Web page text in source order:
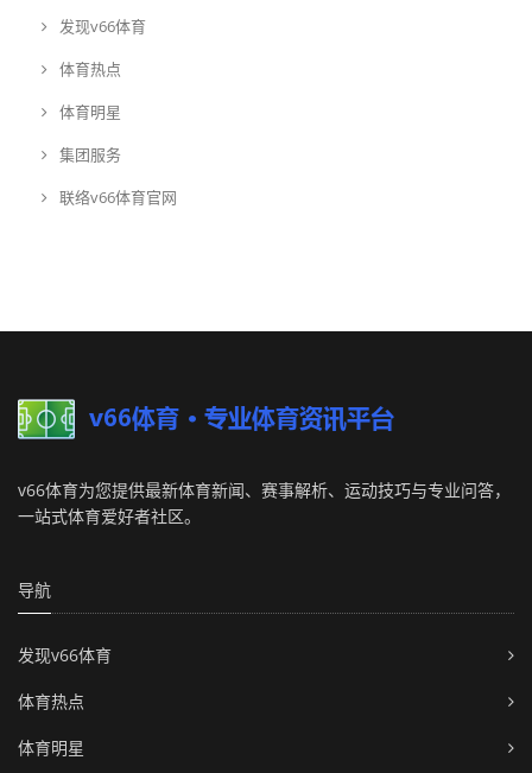
发现v66体育
体育热点
体育明星
集团服务
联络v66体育官网
v66体育为您提供最新体育新闻、赛事解析、运动技巧与专业问答，
一站式体育爱好者社区。
导航
发现v66体育
体育热点
体育明星